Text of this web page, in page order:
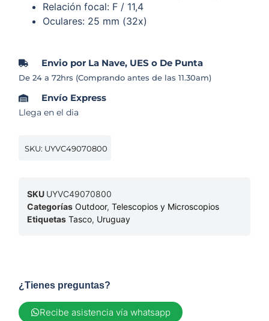
Relación focal: F / 11,4
Oculares: 25 mm (32x)
Envio por La Nave, UES o De Punta
De 24 a 72hrs (Comprando antes de las 11.30am)
Envío Express
Llega en el dia
SKU: UYVC49070800
SKU UYVC49070800
Categorías Outdoor,Telescopios y Microscopios
Etiquetas Tasco, Uruguay
¿Tienes preguntas?
Recibe asistencia vía whatsapp